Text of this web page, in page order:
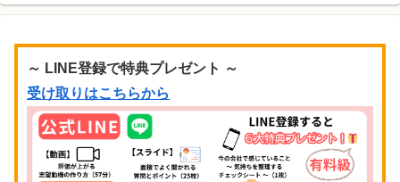
～ LINE登録で特典プレゼント ～
受け取りはこちらから